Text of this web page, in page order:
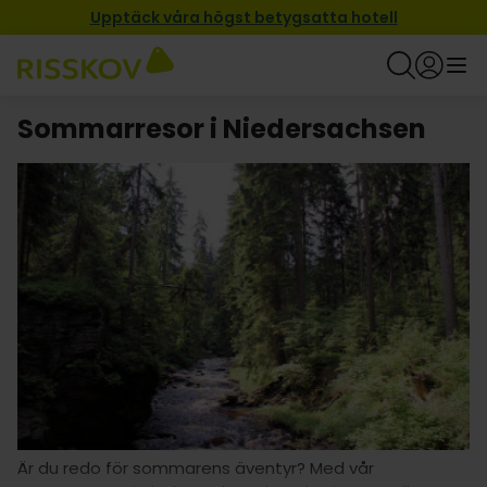
Upptäck våra högst betygsatta hotell
Sommarresor i Niedersachsen
Är du redo för sommarens äventyr? Med vår